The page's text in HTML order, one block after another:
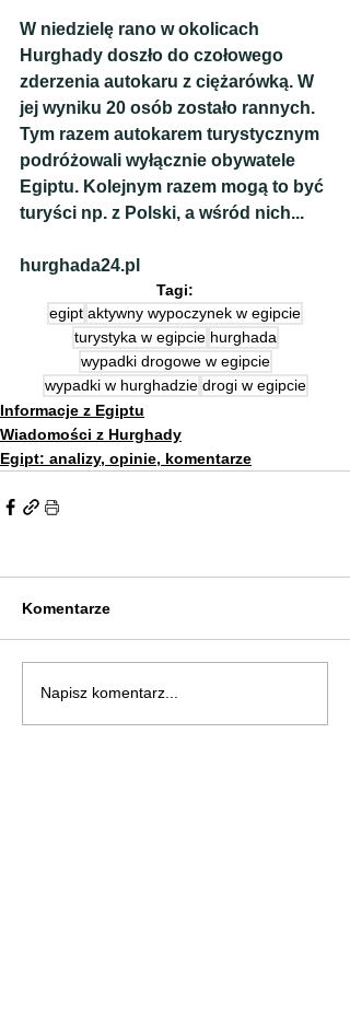
W niedzielę rano w okolicach
Hurghady doszło do czołowego
zderzenia autokaru z ciężarówką. W
jej wyniku 20 osób zostało rannych.
Tym razem autokarem turystycznym
podróżowali wyłącznie obywatele
Egiptu. Kolejnym razem mogą to być
turyści np. z Polski, a wśród nich...
hurghada24.pl
Tagi:
egipt aktywny wypoczynek w egipcie
turystyka w egipcie hurghada
wypadki drogowe w egipcie
wypadki w hurghadzie drogi w egipcie
Informacje z Egiptu
Wiadomości z Hurghady
Egipt: analizy, opinie, komentarze
Komentarze
Napisz komentarz...